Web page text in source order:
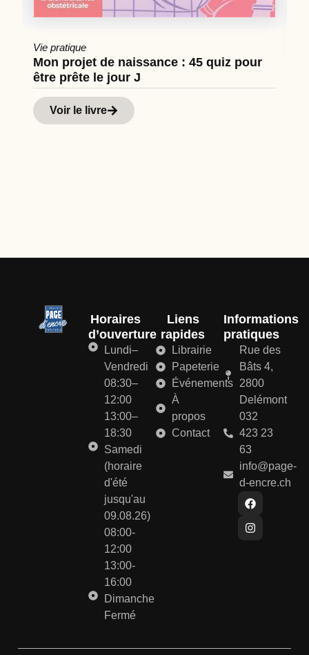
Vie pratique
Mon projet de naissance : 45 quiz pour
être prête le jour J
Voir le livre
Horaires
d’ouverture
Lundi–
Vendredi
08:30–
12:00
13:00–
18:30
Samedi
(horaire
d'été
jusqu'au
09.08.26)
08:00-
12:00
13:00-
16:00
Dimanche
Fermé
Liens
rapides
Librairie
Papeterie
Événements
À
propos
Contact
Informations
pratiques
Rue des
Bâts 4,
2800
Delémont
032
423 23
63
info@page-
d-encre.ch